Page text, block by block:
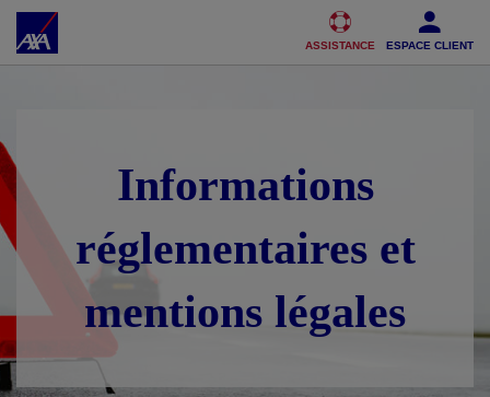
Accéder au Contenu Accéder au Pied de page
ASSISTANCE ESPACE CLIENT
Informations
réglementaires et
mentions légales